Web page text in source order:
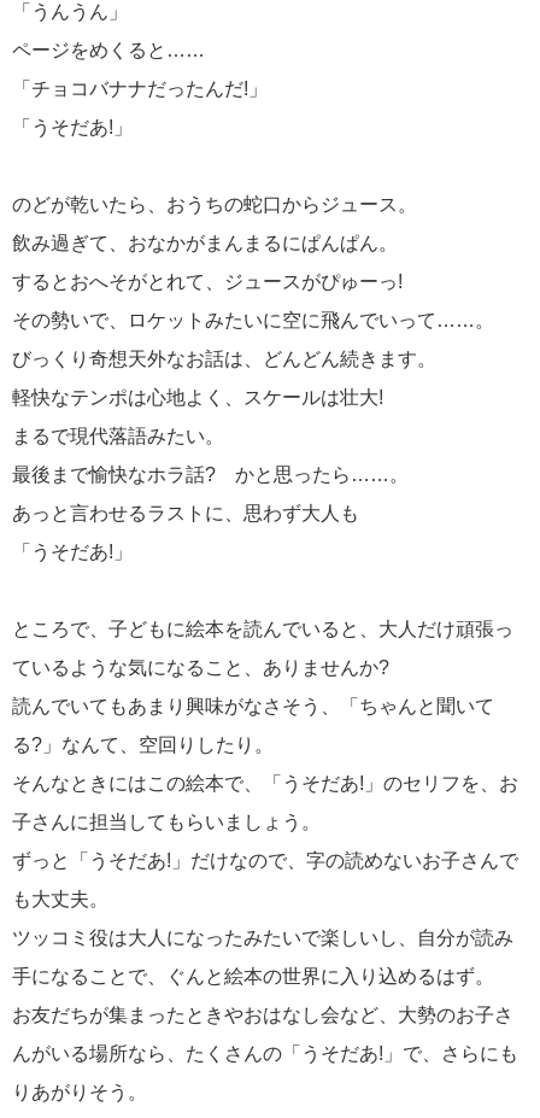
「うんうん」
ページをめくると……
「チョコバナナだったんだ!」
「うそだあ!」
のどが乾いたら、おうちの蛇口からジュース。
飲み過ぎて、おなかがまんまるにぱんぱん。
するとおへそがとれて、ジュースがぴゅーっ!
その勢いで、ロケットみたいに空に飛んでいって……。
びっくり奇想天外なお話は、どんどん続きます。
軽快なテンポは心地よく、スケールは壮大!
まるで現代落語みたい。
最後まで愉快なホラ話? かと思ったら……。
あっと言わせるラストに、思わず大人も
「うそだあ!」
ところで、子どもに絵本を読んでいると、大人だけ頑張っ
ているような気になること、ありませんか?
読んでいてもあまり興味がなさそう、「ちゃんと聞いて
る?」なんて、空回りしたり。
そんなときにはこの絵本で、「うそだあ!」のセリフを、お
子さんに担当してもらいましょう。
ずっと「うそだあ!」だけなので、字の読めないお子さんで
も大丈夫。
ツッコミ役は大人になったみたいで楽しいし、自分が読み
手になることで、ぐんと絵本の世界に入り込めるはず。
お友だちが集まったときやおはなし会など、大勢のお子さ
んがいる場所なら、たくさんの「うそだあ!」で、さらにも
りあがりそう。